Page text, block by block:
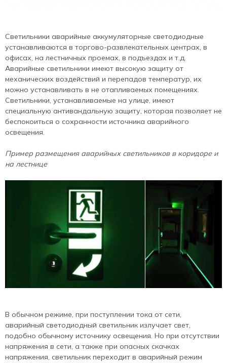
Светильники аварийные аккумуляторные светодиодные
устанавливаются в торгово-развлекательных центрах, в
офисах, на лестничных проемах, в подъездах и т.д.
Аварийные светильники имеют высокую защиту от
механических воздействий и перепадов температур, их
можно устанавливать в не отапливаемых помещениях.
Светильники, устанавливаемые на улице, имеют
специальную антивандальную защиту, которая позволяет не
беспокоиться о сохранности источника аварийного
освещения.
Пример размещения аварийных светильников в коридоре и
на лестнице
В обычном режиме, при поступлении тока от сети,
аварийный светодиодный светильник излучает свет,
подобно обычному источнику освещения. Но при отсутствии
напряжения в сети, а также при опасных скачках
напряжения, светильник переходит в аварийный режим